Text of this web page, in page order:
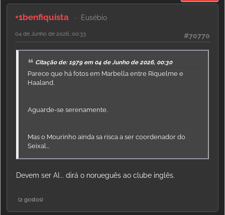
+1benfiquista Eusébio
#70770
04 de Junho de 2026, 00:33
Citação de: 1979 em 04 de Junho de 2026, 00:30
Parece que há fotos em Marbella entre Riquelme e
Haaland.
Aguarde-se serenamente.
Mas o Mourinho ainda sa risca a ser coordenador do
Seixal...
Devem ser AI... dirá o norueguês ao clube inglês.
(2 gostos)